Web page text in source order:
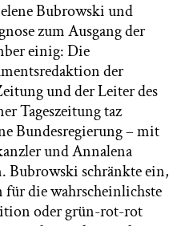
Bubrowski und
zum Ausgang der
einig: Die
der
und der Leiter des
Tageszeitung taz
Bundesregierung – mit
und Annalena
Bubrowski schränkte ein,
für die wahrscheinlichste
oder grün-rot-rot